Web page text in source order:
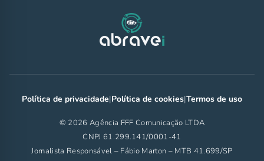
Política de privacidade|Política de cookies|Termos de uso
© 2026 Agência FFF Comunicação LTDA
CNPJ 61.299.141/0001-41
Jornalista Responsável – Fábio Marton – MTB 41.699/SP